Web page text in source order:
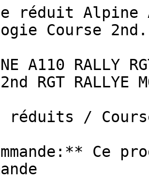
réduit Alpine
Course
A110 RALLY
2nd RGT RALLYE
réduits /
Ce